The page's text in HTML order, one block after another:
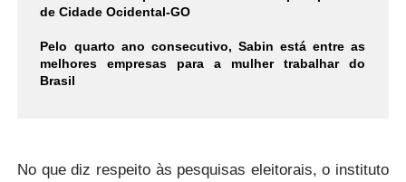
de Cidade Ocidental-GO
Pelo quarto ano consecutivo, Sabin está entre as
melhores empresas para a mulher trabalhar do
Brasil
No que diz respeito às pesquisas eleitorais, o instituto